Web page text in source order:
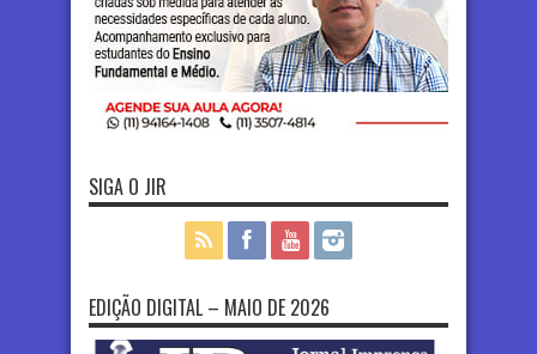
SIGA O JIR
EDIÇÃO DIGITAL – MAIO DE 2026